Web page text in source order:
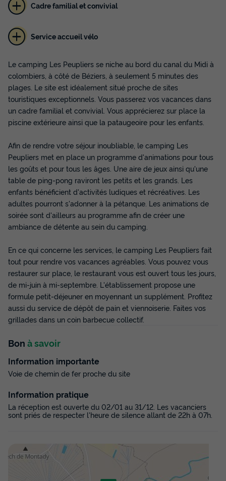
MOBILHOME 6 personnes - Basic 3
chambres 29-31m²
Surface
29m²
Adultes
6
Chambres
3
Salle de bain
Terrasse couverte Climatisation
Animaux autorisés *
Cafetière
Réfrigérateur
MOBILHOME 6 personnes - Basic 3 chambres 29-31m²
du22/08/2026au29/08/2026
Meilleur prix pour 7 nuits
Modifier les dates
710 €
Voir les disponibilités
MOBILHOME 6 personnes - Confort
29/31m² - 3 chambres
Récent
Surface
29m²
Adultes
6
Terrasse couverte Climatisation
Animaux autorisés *
MOBILHOME 6 personnes - Confort 29/31m² - 3 chambres
Cadre familial et convivial
Service accueil vélo
Le camping Les Peupliers se niche au bord du canal du Midi à
colombiers, à côté de Béziers, à seulement 5 minutes des
plages. Le site est idéalement situé proche de sites
touristiques exceptionnels. Vous passerez vos vacances dans
un cadre familial et convivial. Vous apprécierez sur place la
piscine extérieure ainsi que la pataugeoire pour les enfants.
Afin de rendre votre séjour inoubliable, le camping Les
Peupliers met en place un programme d'animations pour tous
les goûts et pour tous les âges. Une aire de jeux ainsi qu'une
table de ping-pong raviront les petits et les grands. Les
enfants bénéficient d'activités ludiques et récréatives. Les
adultes pourront s'adonner à la pétanque. Les animations de
soirée sont d'ailleurs au programme afin de créer une
ambiance de détente au sein du camping.
En ce qui concerne les services, le camping Les Peupliers fait
tout pour rendre vos vacances agréables. Vous pouvez vous
restaurer sur place, le restaurant vous est ouvert tous les jours,
de mi-juin à mi-septembre. L'établissement propose une
formule petit-déjeuner en moyennant un supplément. Profitez
aussi du service de dépôt de pain et viennoiserie. Faites vos
grillades dans un coin barbecue collectif.
Bon à savoir
Information importante
Voie de chemin de fer proche du site
Information pratique
La réception est ouverte du 02/01 au 31/12. Les vacanciers
sont priés de respecter l'heure de silence allant de 22h à 07h.